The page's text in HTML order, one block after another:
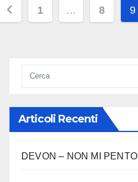
1 … 8 9
Articoli Recenti
DEVON – NON MI PENTO